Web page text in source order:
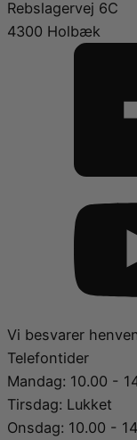
Rebslagervej 6C
4300 Holbæk
Vi besvarer
Telefontider
Mandag: 10.00 -
Tirsdag: Lukket
Onsdag: 10.00 -